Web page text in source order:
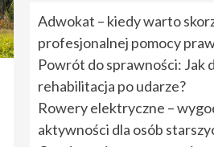
Adwokat – kiedy warto
profesjonalnej pomocy
Powrót do sprawności: Jak
rehabilitacja po udarze?
Rowery elektryczne –
aktywności dla osób